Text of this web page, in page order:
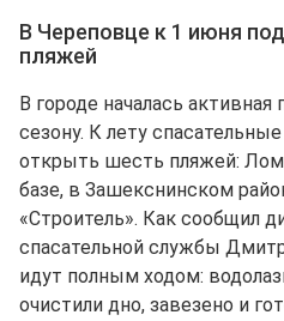
В Череповце к 1 июня
пляжей
В городе началась
сезону. К лету
открыть шесть пляжей:
базе, в Зашекснинском
«Строитель». Как сообщил
спасательной службы
идут полным ходом:
очистили дно, завезено и